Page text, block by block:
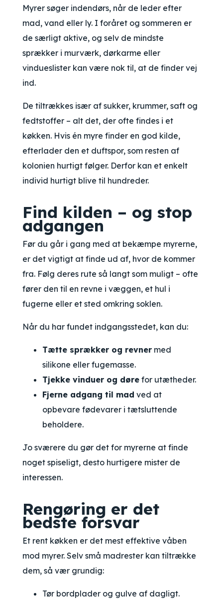
Myrer søger indendørs, når de leder efter
mad, vand eller ly. I foråret og sommeren er
de særligt aktive, og selv de mindste
sprækker i murværk, dørkarme eller
vindueslister kan være nok til, at de finder vej
ind.
De tiltrækkes især af sukker, krummer, saft og
fedtstoffer – alt det, der ofte findes i et
køkken. Hvis én myre finder en god kilde,
efterlader den et duftspor, som resten af
kolonien hurtigt følger. Derfor kan et enkelt
individ hurtigt blive til hundreder.
Find kilden – og stop
adgangen
Før du går i gang med at bekæmpe myrerne,
er det vigtigt at finde ud af, hvor de kommer
fra. Følg deres rute så langt som muligt – ofte
fører den til en revne i væggen, et hul i
fugerne eller et sted omkring soklen.
Når du har fundet indgangsstedet, kan du:
Tætte sprækker og revner med
silikone eller fugemasse.
Tjekke vinduer og døre for utætheder.
Fjerne adgang til mad ved at
opbevare fødevarer i tætsluttende
beholdere.
Jo sværere du gør det for myrerne at finde
noget spiseligt, desto hurtigere mister de
interessen.
Rengøring er det
bedste forsvar
Et rent køkken er det mest effektive våben
mod myrer. Selv små madrester kan tiltrække
dem, så vær grundig:
Tør bordplader og gulve af dagligt.